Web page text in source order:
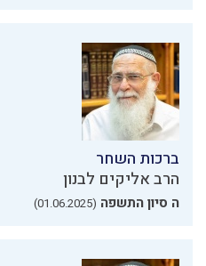
ברכות השחר
הרב אליקים לבנון
ה סיון התשפה (01.06.2025)